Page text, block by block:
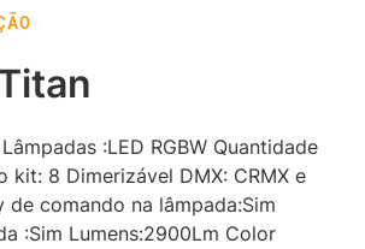
:LED RGBW Quantidade
kit: 8 Dimerizável DMX: CRMX e
de comando na lâmpada:Sim
:Sim Lumens:2900Lm Color